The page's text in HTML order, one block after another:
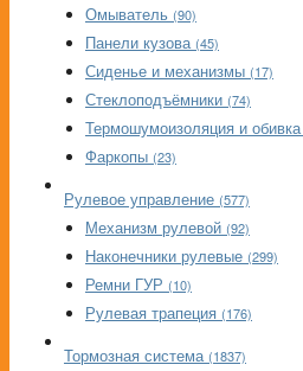
Омыватель (90)
Панели кузова (45)
Сиденье и механизмы (17)
Стеклоподъёмники (74)
Термошумоизоляция и
Фаркопы (23)
Рулевое управление (577)
Механизм рулевой (92)
Наконечники рулевые (299)
Ремни ГУР (10)
Рулевая трапеция (176)
Тормозная система (1837)